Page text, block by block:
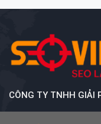
CÔNG TY TNHH GIẢI